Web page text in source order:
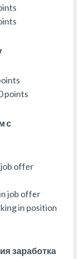
points
с
job offer
job offer
in position
заработка